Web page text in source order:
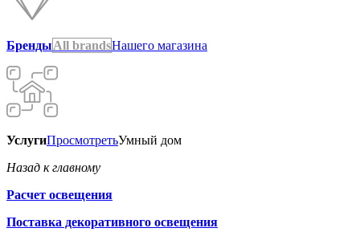
БрендыAll brandsНашего магазина
УслугиПросмотретьУмный дом
Назад к главному
Расчет освещения
Поставка декоративного освещения